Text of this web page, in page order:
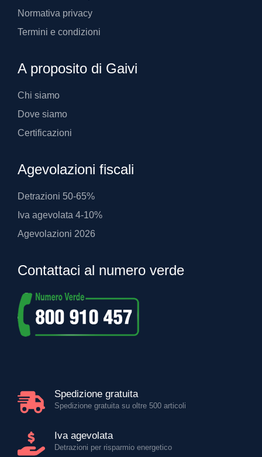
Normativa privacy
Termini e condizioni
A proposito di Gaivi
Chi siamo
Dove siamo
Certificazioni
Agevolazioni fiscali
Detrazioni 50-65%
Iva agevolata 4-10%
Agevolazioni 2026
Contattaci al numero verde
Spedizione gratuita
Spedizione gratuita su oltre 500 articoli
Iva agevolata
Detrazioni per risparmio energetico